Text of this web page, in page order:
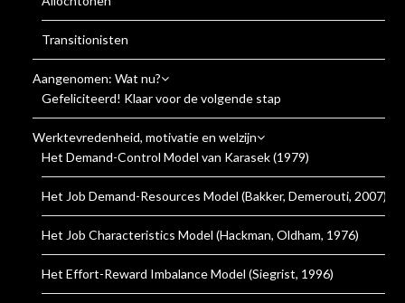
Transitionisten
Aangenomen: Wat nu?
Gefeliciteerd! Klaar voor de volgende stap
Werktevredenheid, motivatie en welzijn
Het Demand-Control Model van Karasek (1979)
Het Job Demand-Resources Model (Bakker, Demerouti, 2007)
Het Job Characteristics Model (Hackman, Oldham, 1976)
Het Effort-Reward Imbalance Model (Siegrist, 1996)